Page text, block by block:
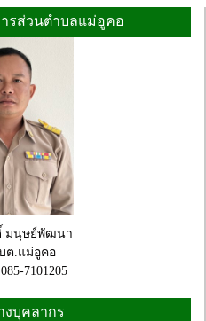
รส่วนตำบลแม่อูคอ
มนุษย์พัฒนา
ต.แม่อูคอ
7101205
งบุคลากร